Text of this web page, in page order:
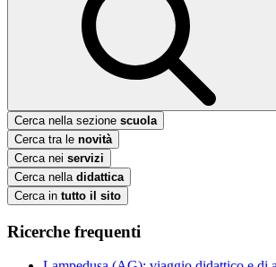
Cerca nella sezione scuola
Cerca tra le novità
Cerca nei servizi
Cerca nella didattica
Cerca in tutto il sito
Ricerche frequenti